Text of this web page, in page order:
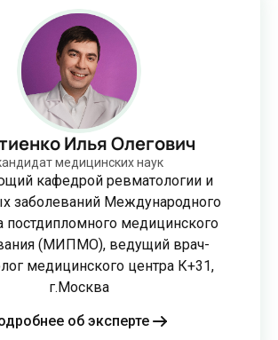
Илья Олегович
медицинских наук
кафедрой ревматологии и
заболеваний Международного
постдипломного медицинского
(МИПМО), ведущий врач-
медицинского центра К+31,
г.Москва
об эксперте